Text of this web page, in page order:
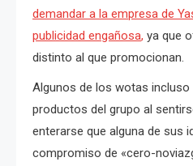
demandar a la empresa de
publicidad engañosa, ya que
distinto al que promocionan.
Algunos de los wotas incluso
productos del grupo al
enterarse que alguna de sus
compromiso de «cero-